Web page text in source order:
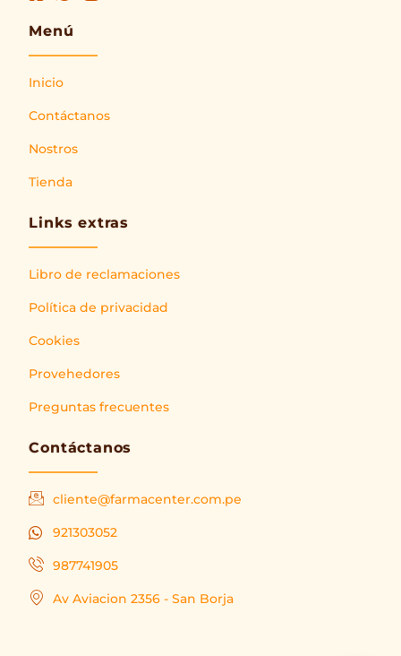
Menú
Inicio
Contáctanos
Nostros
Tienda
Links extras
Libro de reclamaciones
Política de privacidad
Cookies
Provehedores
Preguntas frecuentes
Contáctanos
cliente@farmacenter.com.pe
921303052
987741905
Av Aviacion 2356 - San Borja